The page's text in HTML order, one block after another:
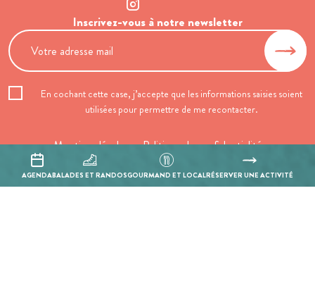
AGENDABALADES ET RANDOSGOURMAND ET LOCALRÉSERVER UNE ACTIVITÉ
Inscrivez-vous à notre newsletter
En cochant cette case, j’accepte que les informations saisies soient
utilisées pour permettre de me recontacter.
Mentions légales
Politique de confidentialité
Réalisation :Mill, Privas